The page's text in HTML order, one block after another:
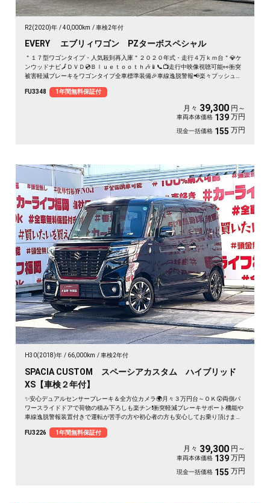
R2(2020)年 40,000km 車検2年付
EVERY エブリィワゴン PZターボスペシャル
＂１７型ワゴンタイプ・人気殺到再入庫＂２０２０年式・走行４万ｋｍ台＂💎ケ
ンウッドナビ🗾ＤＶＤ💿Ｂｌｕｅｔｏｏｔｈ🎶📱📞📺走行中映像視聴可能👀衝突
被害軽減ブレーキをワゴンタイプ全車標準装備🎉車線逸脱警報📢楽々プッシュボ
１６．２ｋｍ／Ｌ🍃ベンチシートタイプ💺🌈車検2年付🌈
FU3348 1年間無料保証付
月々 39,300 円～
車両本体価格 139 万円
現金一括価格 155 万円
H30(2018)年 66,000km 車検2年付
SPACIA CUSTOM スペーシアカスタム ハイブリッド
XS【車検２年付】
✨安心デュアルセンサーブレーキ＆全方位カメラ🌍月々３万円台～ＯＫ😲両側パ
ワースライドドアで荷物の積み下ろしも楽チン❗衝突軽減ブレーキサポート機能や
車線逸脱警報装置付きで運転が苦手の方や初心者の方も安心してお乗り頂けます
ーキュレーターが付いており快適な車内空間です🚗シートヒーターで冬場も快適
FU3226 1年間無料保証付
月々 39,300 円～
車両本体価格 139 万円
現金一括価格 155 万円